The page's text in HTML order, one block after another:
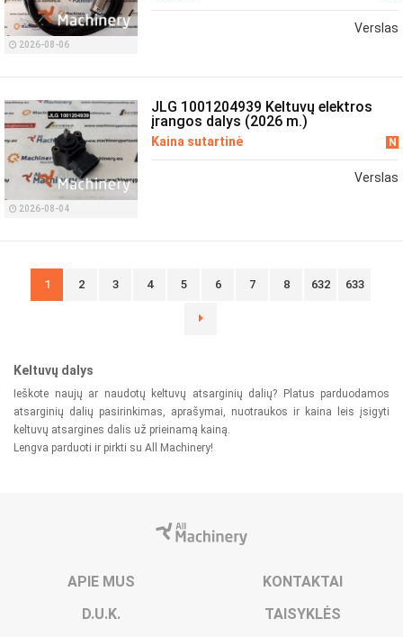
2026-08-06
Verslas
2026-08-04
JLG 1001204939 Keltuvų elektros
įrangos dalys (2026 m.)
Kaina sutartinė N
Verslas
1 2 3 4 5 6 7 8 632 633
Keltuvų dalys
Ieškote naujų ar naudotų keltuvų atsarginių dalių? Platus parduodamos
atsarginių dalių pasirinkimas, aprašymai, nuotraukos ir kaina leis įsigyti
keltuvų atsargines dalis už prieinamą kainą.
Lengva parduoti ir pirkti su All Machinery!
APIE MUS
KONTAKTAI
D.U.K.
TAISYKLĖS